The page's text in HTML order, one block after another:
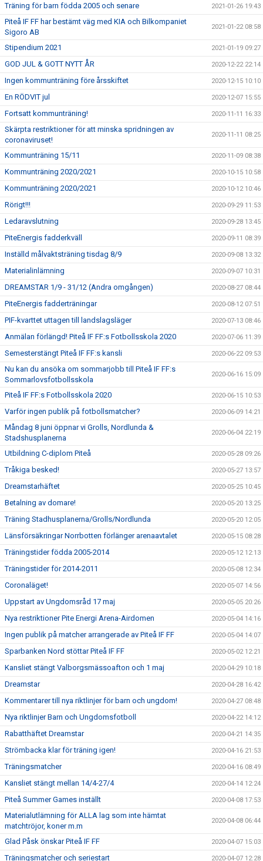
Träning för barn födda 2005 och senare 2021-01-26 19:43
Piteå IF FF har bestämt väg med KIA och Bilkompaniet
Sigoro AB
2021-01-22 08:58
Stipendium 2021 2021-01-19 09:27
GOD JUL & GOTT NYTT ÅR 2020-12-22 22:14
Ingen kommunträning före årsskiftet 2020-12-15 10:10
En RÖDVIT jul 2020-12-07 15:55
Fortsatt kommunträning! 2020-11-11 16:33
Skärpta restriktioner för att minska spridningen av
coronaviruset!
2020-11-11 08:25
Kommunträning 15/11 2020-11-09 08:38
Kommunträning 2020/2021 2020-10-15 10:58
Kommunträning 2020/2021 2020-10-12 10:46
Rörigt!!! 2020-09-29 11:53
Ledaravslutning 2020-09-28 13:45
PiteEnergis fadderkväll 2020-09-11 08:39
Inställd målvaktsträning tisdag 8/9 2020-09-08 13:32
Materialinlämning 2020-09-07 10:31
DREAMSTAR 1/9 - 31/12 (Andra omgången) 2020-08-27 08:44
PiteEnergis fadderträningar 2020-08-12 07:51
PIF-kvarttet uttagen till landslagsläger 2020-07-13 08:46
Anmälan förlängd! Piteå IF FF:s Fotbollsskola 2020 2020-07-06 11:39
Semesterstängt Piteå IF FF:s kansli 2020-06-22 09:53
Nu kan du ansöka om sommarjobb till Piteå IF FF:s
Sommarlovsfotbollsskola
2020-06-16 15:09
Piteå IF FF:s Fotbollsskola 2020 2020-06-15 10:53
Varför ingen publik på fotbollsmatcher? 2020-06-09 14:21
Måndag 8 juni öppnar vi Grolls, Nordlunda &
Stadshusplanerna
2020-06-04 22:19
Utbildning C-diplom Piteå 2020-05-28 09:26
Tråkiga besked! 2020-05-27 13:57
Dreamstarhäftet 2020-05-25 10:45
Betalning av domare! 2020-05-20 13:25
Träning Stadhusplanerna/Grolls/Nordlunda 2020-05-20 12:05
Länsförsäkringar Norrbotten förlänger arenaavtalet 2020-05-15 08:28
Träningstider födda 2005-2014 2020-05-12 12:13
Träningstider för 2014-2011 2020-05-08 12:34
Coronaläget! 2020-05-07 14:56
Uppstart av Ungdomsråd 17 maj 2020-05-05 20:26
Nya restriktioner Pite Energi Arena-Airdomen 2020-05-04 14:16
Ingen publik på matcher arrangerade av Piteå IF FF 2020-05-04 14:07
Sparbanken Nord stöttar Piteå IF FF 2020-05-02 12:21
Kansliet stängt Valborgsmässoafton och 1 maj 2020-04-29 10:18
Dreamstar 2020-04-28 16:42
Kommentarer till nya riktlinjer för barn och ungdom! 2020-04-27 08:48
Nya riktlinjer Barn och Ungdomsfotboll 2020-04-22 14:12
Rabatthäftet Dreamstar 2020-04-21 14:35
Strömbacka klar för träning igen! 2020-04-16 21:53
Träningsmatcher 2020-04-16 08:49
Kansliet stängt mellan 14/4-27/4 2020-04-14 12:24
Piteå Summer Games inställt 2020-04-08 17:53
Materialutlämning för ALLA lag som inte hämtat
matchtröjor, koner m.m
2020-04-08 06:44
Glad Påsk önskar Piteå IF FF 2020-04-07 15:03
Träningsmatcher och seriestart 2020-04-07 12:28